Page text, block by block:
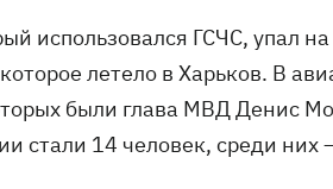
использовался ГСЧС, упал
летело в Харьков. В
были глава МВД Денис
стали 14 человек, среди них